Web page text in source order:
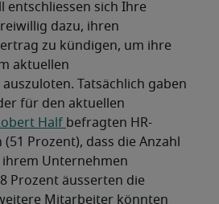
entschliessen sich Ihre
dazu, ihren
zu kündigen, um ihre
aktuellen
Tatsächlich gaben
Half befragten HR-
Prozent), dass die Anzahl
Unternehmen
Prozent äusserten die
Mitarbeiter könnten